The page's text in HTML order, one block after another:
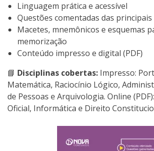
Linguagem prática e acessível
Questões comentadas das principais
Macetes, mnemônicos e esquemas
memorização
Conteúdo impresso e digital (PDF)
📘 Disciplinas cobertas: Impresso:
Matemática, Raciocínio Lógico,
de Pessoas e Arquivologia. Online
Oficial, Informática e Direito